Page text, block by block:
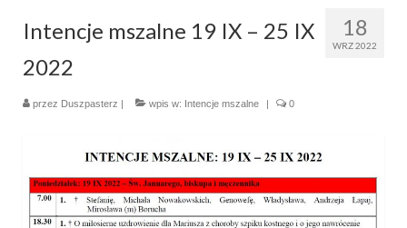
Intencje mszalne
Piszą o nas
Parafia
Historia
18
WRZ 2022
Intencje mszalne 19 IX – 25 IX
2022
przez Duszpasterz wpis w: Intencje mszalne 0